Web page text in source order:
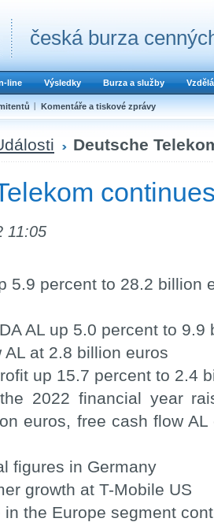
česká burza
line Výsledky Burza a služby
Komentáře a tiskové zprávy
Deutsche
11:05
5.9 percent to 28.2 billion
AL up 5.0 percent to
AL at 2.8 billion euros
up 15.7 percent to 2.4
2022 financial year
euros, free cash flow
figures in Germany
growth at T-Mobile US
in the Europe segment